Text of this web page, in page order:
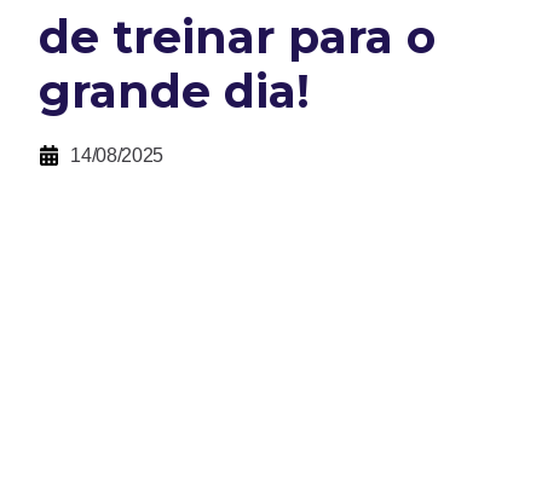
de treinar para o
grande dia!
14/08/2025